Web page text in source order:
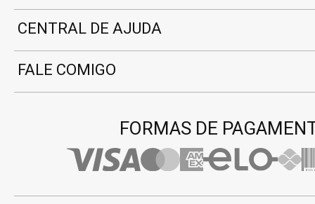
CENTRAL DE AJUDA
FALE COMIGO
FORMAS DE